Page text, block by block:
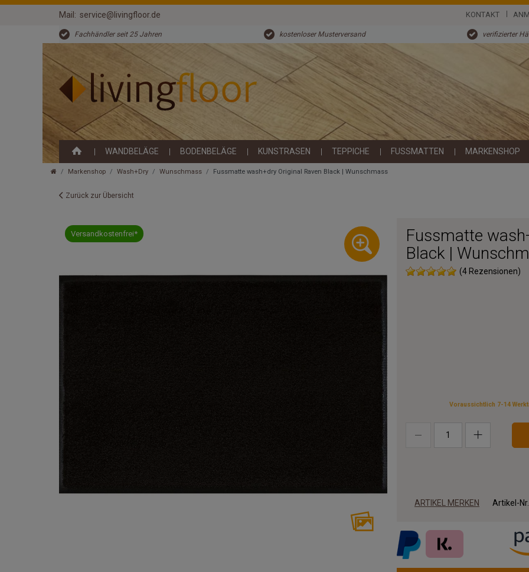
Mail: service@livingfloor.de KONTAKT
Fachhändler seit 25 Jahren kostenloser Musterversand verifizierter
WANDBELÄGE BODENBELÄGE KUNSTRASEN TEPPICHE FUSSMATTEN MARKENSHOP
Markenshop Wash+Dry Wunschmass Fussmatte wash+dry Original Raven Black | Wunschmass
Zurück zur Übersicht
Versandkostenfrei*
Fussmatte
Black |
(4 Rezensionen)
Voraussichtlich 7-14
ARTIKEL MERKEN Artikel-